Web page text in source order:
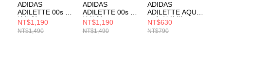
ADIDAS
ADILETTE 00s 男
涼拖鞋 KK3579
NT$1,190
NT$1,490
ADIDAS
ADILETTE 00s 男
涼拖鞋 KK3578
NT$1,190
NT$1,490
ADIDAS
ADILETTE AQUA
男女 涼拖鞋
HQ2448
NT$630
NT$790